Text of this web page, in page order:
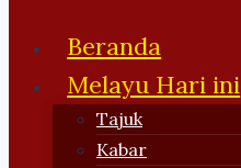
Beranda
Melayu Hari ini
Tajuk
Kabar